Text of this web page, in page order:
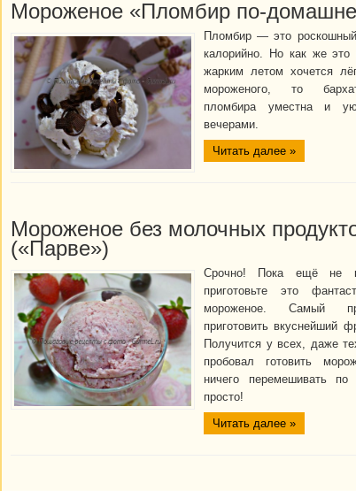
Мороженое «Пломбир по-
Пломбир — это
калорийно. Но как же
жарким летом хочется
мороженого, то
пломбира уместна и
вечерами.
Читать далее »
Мороженое без молочных
(«Парве»)
Срочно! Пока ещё не
приготовьте это
мороженое. Самый
приготовить вкуснейший
Получится у всех, даже
пробовал готовить
ничего перемешивать
просто!
Читать далее »